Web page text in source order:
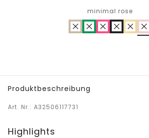
minimal rose
Produktbeschreibung
Art. Nr.: A32506117731
Highlights